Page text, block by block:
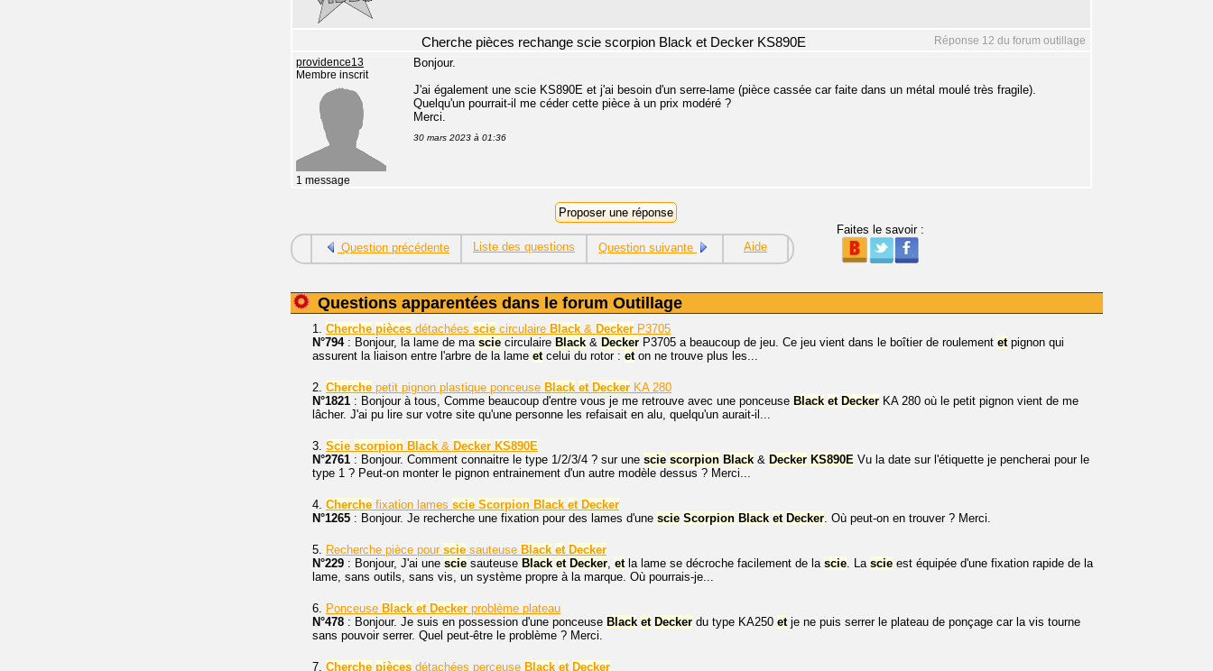
Réponse 12 du forum outillage
Cherche pièces rechange scie scorpion Black et Decker KS890E
providence13
Membre inscrit
1 message
Bonjour.
J'ai également une scie KS890E et j'ai besoin d'un serre-lame (pièce cassée car faite dans un métal moulé très fragile).
Quelqu'un pourrait-il me céder cette pièce à un prix modéré ?
Merci.
30 mars 2023 à 01:36
Question précédente Liste des questions Question suivante Aide
Faites le savoir :
Questions apparentées dans le forum Outillage
1. Cherche pièces détachées scie circulaire Black & Decker P3705
N°794: Bonjour, la lame de ma scie circulaire Black & Decker P3705 a beaucoup de jeu. Ce jeu vient dans le boîtier de roulement etpignon qui
assurent la liaison entre l'arbre de la lame etcelui du rotor : eton ne trouve plus les...
2. Cherche petit pignon plastique ponceuse Black et Decker KA 280
N°1821 : Bonjour à tous, Comme beaucoup d'entre vous je me retrouve avec une ponceuse Black et Decker KA 280 où le petit pignon vient de me
lâcher. J'ai pu lire sur votre site qu'une personne les refaisait en alu, quelqu'un aurait-il...
3. Scie scorpion Black & Decker KS890E
N°2761 : Bonjour. Comment connaitre le type 1/2/3/4 ? sur une scie scorpion Black & Decker KS890E Vu la date sur l'étiquette je pencherai pour le
type 1 ? Peut-on monter le pignon entrainement d'un autre modèle dessus ? Merci...
4. Cherche fixation lames scie Scorpion Black et Decker
N°1265 : Bonjour. Je recherche une fixation pour des lames d'une scie Scorpion Black et Decker. Où peut-on en trouver ? Merci.
5. Recherche pièce pour scie sauteuse Black et Decker
N°229 : Bonjour, J'ai une scie sauteuse Black et Decker, etla lame se décroche facilement de la scie. La scie est équipée d'une fixation rapide de la
lame, sans outils, sans vis, un système propre à la marque. Où pourrais-je...
6. Ponceuse Black et Decker problème plateau
N°478 : Bonjour. Je suis en possession d'une ponceuse Black et Decker du type KA250 etje ne puis serrer le plateau de ponçage car la vis tourne
sans pouvoir serrer. Quel peut-être le problème ? Merci.
7. Cherche pièces détachées perceuse Black et Decker